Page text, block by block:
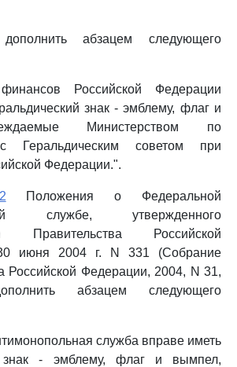
абзацем следующего
Российской Федерации
знак - эмблему, флаг и
Министерством по
Геральдическим советом при
Федерации.".
Положения о Федеральной
службе, утвержденного
Правительства Российской
июня 2004 г. N 331 (Собрание
Российской Федерации, 2004, N 31,
абзацем следующего
служба вправе иметь
знак - эмблему, флаг и вымпел,